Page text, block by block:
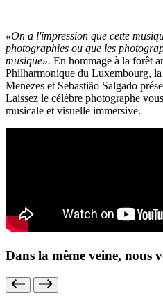
«On a l'impression que cette
photographies ou que les
musique». En hommage à la forêt
Philharmonique du Luxembourg,
Menezes et Sebastião Salgado
Laissez le célèbre photographe
musicale et visuelle immersive.
Dans la même veine, nous